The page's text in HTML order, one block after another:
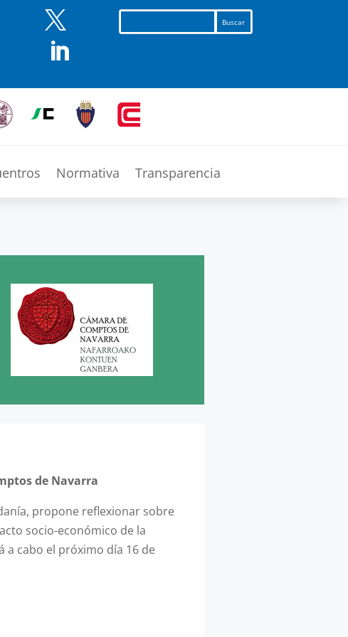


Normativa Transparencia
de Navarra
propone reflexionar sobre
socio-económico de la
a cabo el próximo día 16 de